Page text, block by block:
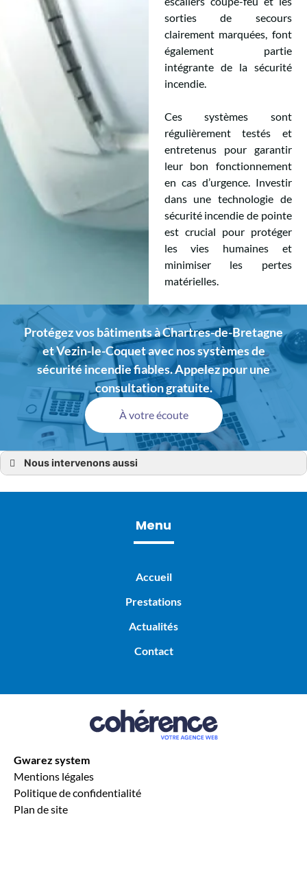
sorties de secours
clairement marquées, font
également partie
intégrante de la sécurité
incendie.
Ces systèmes sont
régulièrement testés et
entretenus pour garantir
leur bon fonctionnement
en cas d’urgence. Investir
dans une technologie de
sécurité incendie de pointe
est crucial pour protéger
les vies humaines et
minimiser les pertes
matérielles.
Protégez vos bâtiments à Chartres-de-Bretagne
et Vezin-le-Coquet avec nos systèmes de
sécurité incendie fiables. Appelez pour une
consultation gratuite.
À votre écoute
Nous intervenons aussi
Menu
Accueil
Prestations
Actualités
Contact
Gwarez system
Mentions légales
Politique de confidentialité
Plan de site